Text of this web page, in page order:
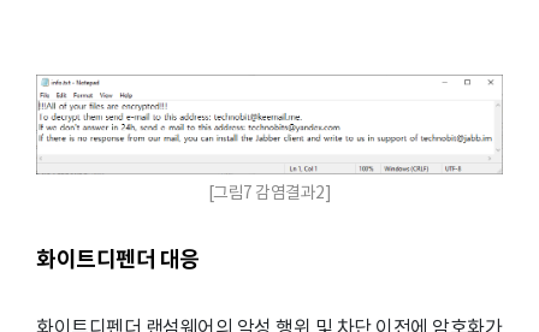
[그림7 감염결과2]
화이트디펜더 대응